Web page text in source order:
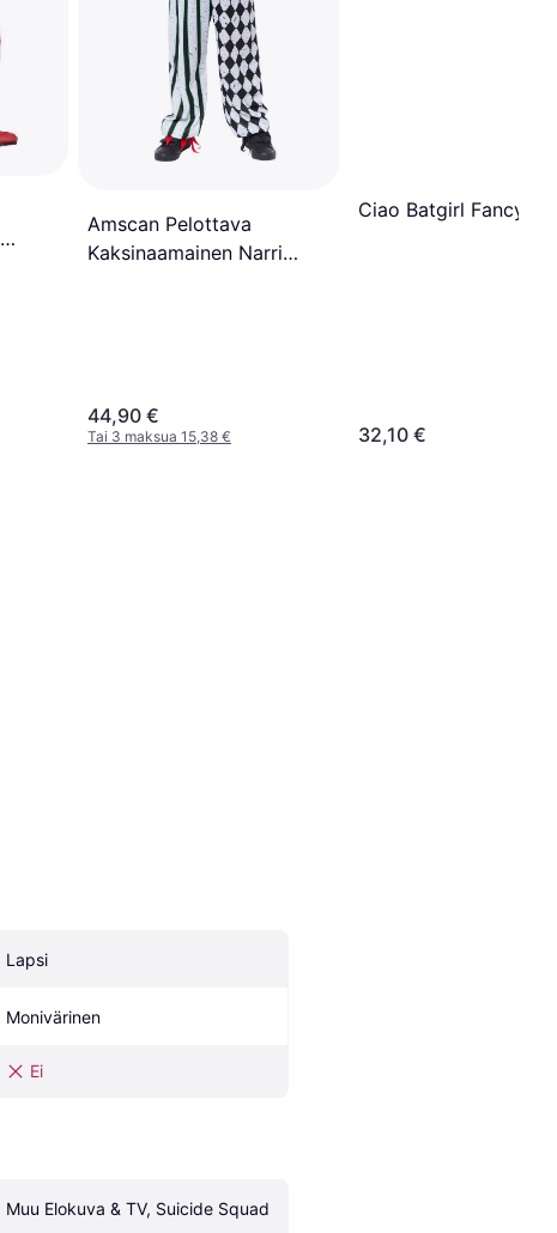
Amscan Pelottava
Kaksinaamainen Narri
44,90 €
Tai 3 maksua 15,38 €
Ciao Batgirl Fancy
32,10 €
Lapsi
Monivärinen
Ei
Muu Elokuva & TV, Suicide Squad